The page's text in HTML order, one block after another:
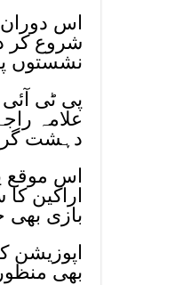
اس
شروع کر
نشستوں
پی ٹی
علامہ
دہشت
اس موقع
اراکین
بازی
اپوزیشن
بھی